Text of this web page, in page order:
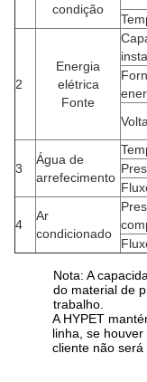
condição
2
Energia
elétrica
Fonte
3
Água de
arrefecimento
4
Ar
condicionado
Nota: A
do material de
trabalho.
A HYPET
linha, se
cliente não será